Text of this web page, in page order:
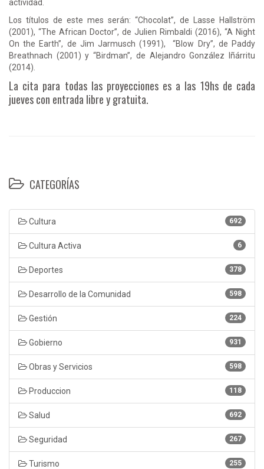
actividad.
Los títulos de este mes serán: “Chocolat”, de Lasse Hallström
(2001), “The African Doctor”, de Julien Rimbaldi (2016), “A Night
On the Earth”, de Jim Jarmusch (1991), “Blow Dry”, de Paddy
Breathnach (2001) y “Birdman”, de Alejandro González Iñárritu
(2014).
La cita para todas las proyecciones es a las 19hs de cada
jueves con entrada libre y gratuita.
CATEGORÍAS
692
Cultura
6
Cultura Activa
378
Deportes
598
Desarrollo de la Comunidad
224
Gestión
931
Gobierno
598
Obras y Servicios
118
Produccion
692
Salud
267
Seguridad
255
Turismo